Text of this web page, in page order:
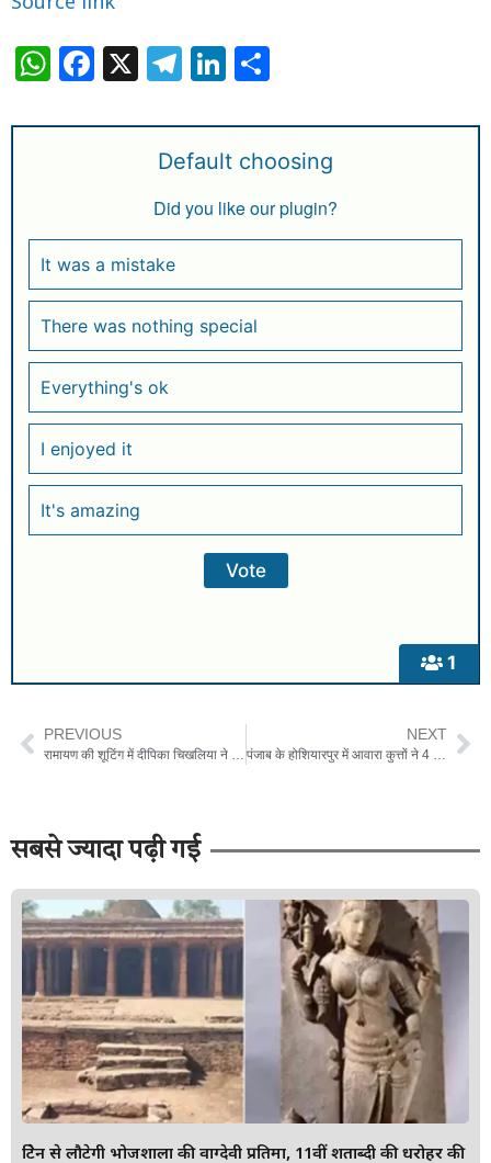
W
at
p
p
F
c
o
o
k
X T
e
g
ra
m
Li
k
e
dI
n
ar
e
1
Default choosing
Did you like our plugin?
It was a mistake
There was nothing special
Everything's ok
I enjoyed it
It's amazing
PREVIOUS
रामायण की शूटिंग में दीपिका चिखलिया ने बताईं मुश्किलें, कपड़े बदलने तक की नहीं थी सुविधा
NEXT
पंजाब के होशियारपुर में आवारा कुत्तों ने 4 साल की बच्ची को घसीटकर मार डाला
सबसे ज्यादा पढ़ी गई
ब्रिटेन से लौटेगी भोजशाला की वाग्देवी प्रतिमा, 11वीं शताब्दी की धरोहर की